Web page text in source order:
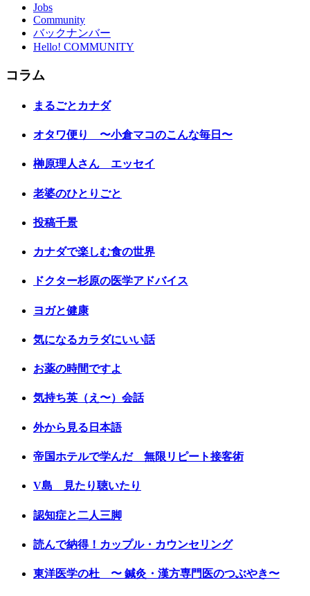
Jobs
Community
バックナンバー
Hello! COMMUNITY
コラム
まるごとカナダ
オタワ便り 〜小倉マコのこんな毎日〜
榊原理人さん エッセイ
老婆のひとりごと
投稿千景
カナダで楽しむ食の世界
ドクター杉原の医学アドバイス
ヨガと健康
気になるカラダにいい話
お薬の時間ですよ
気持ち英（え〜）会話
外から見る日本語
帝国ホテルで学んだ 無限リピート接客術
V島 見たり聴いたり
認知症と二人三脚
読んで納得！カップル・カウンセリング
東洋医学の杜 〜 鍼灸・漢方専門医のつぶやき〜